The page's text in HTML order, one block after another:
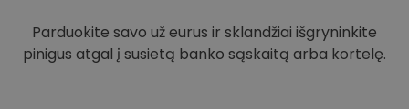
Parduokite savo už eurus ir sklandžiai išgryninkite
pinigus atgal į susietą banko sąskaitą arba kortelę.